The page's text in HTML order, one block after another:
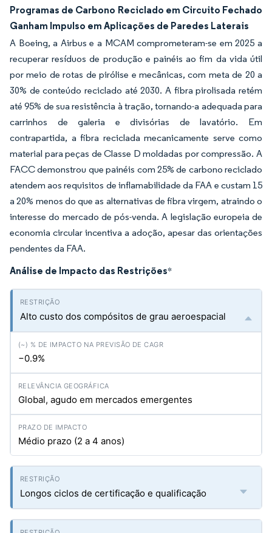
Programas de Carbono Reciclado em Circuito Fechado
Ganham Impulso em Aplicações de Paredes Laterais
A Boeing, a Airbus e a MCAM comprometeram-se em 2025 a
recuperar resíduos de produção e painéis ao fim da vida útil
por meio de rotas de pirólise e mecânicas, com meta de 20 a
30% de conteúdo reciclado até 2030. A fibra pirolisada retém
até 95% de sua resistência à tração, tornando-a adequada para
carrinhos de galeria e divisórias de lavatório. Em
contrapartida, a fibra reciclada mecanicamente serve como
material para peças de Classe D moldadas por compressão. A
FACC demonstrou que painéis com 25% de carbono reciclado
atendem aos requisitos de inflamabilidade da FAA e custam 15
a 20% menos do que as alternativas de fibra virgem, atraindo o
interesse do mercado de pós-venda. A legislação europeia de
economia circular incentiva a adoção, apesar das orientações
pendentes da FAA.
Análise de Impacto das Restrições*
Alto custo dos compósitos de grau aeroespacial
−0.9%
Global, agudo em mercados emergentes
Médio prazo (2 a 4 anos)
Longos ciclos de certificação e qualificação